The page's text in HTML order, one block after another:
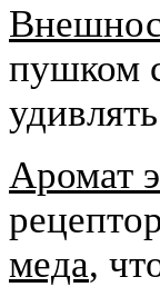
пушком
Аромат
меда,